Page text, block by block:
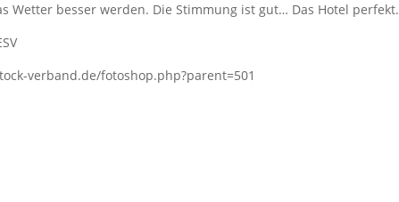
Wetter besser werden. Die Stimmung ist gut… Das Hotel perfekt.
verband.de/fotoshop.php?parent=501